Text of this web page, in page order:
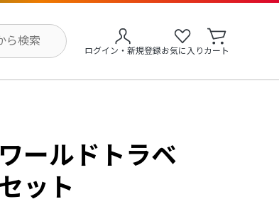
ログイン・新規登録お気に入り カート
ールドトラベ
ット